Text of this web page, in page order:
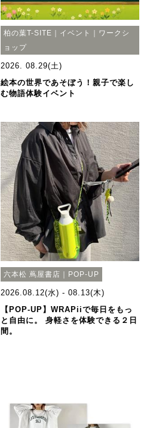
柏の葉T-SITE｜イベント｜ワークシ
ョップ
2026. 08.29(土)
絵本の世界であそぼう！親子で楽し
む物語体験イベント
六本松 蔦屋書店｜POP-UP
2026.08.12(水) - 08.13(木)
【POP-UP】WRAPiiで毎日をもっ
と自由に。 身軽さを体験できる２日
間。